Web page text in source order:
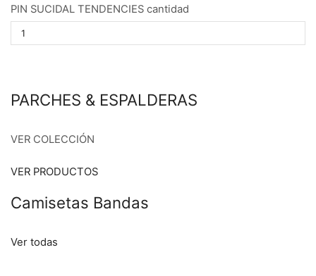
PIN SUCIDAL TENDENCIES cantidad
PARCHES & ESPALDERAS
VER COLECCIÓN
VER PRODUCTOS
Camisetas Bandas
Ver todas